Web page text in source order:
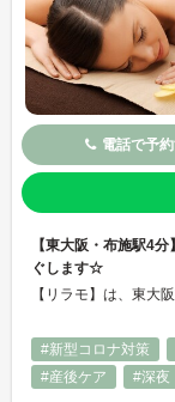
電話で予
【東大阪・布施駅4
ぐします☆
#新型コロナ対策
#産後ケア
#深夜